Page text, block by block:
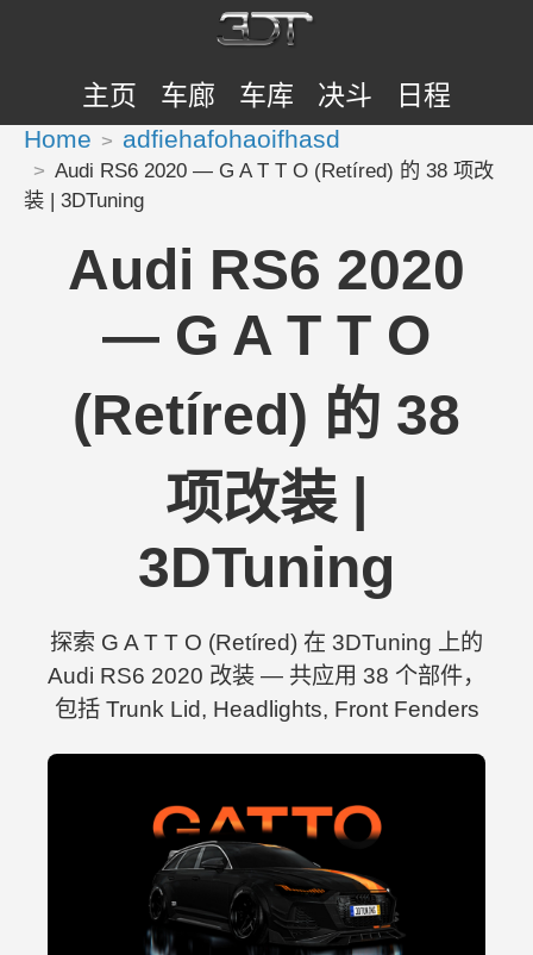
主页 车廊 车库 决斗 日程
Home adfiehafohaoifhasd
Audi RS6 2020 — G A T T O (Retíred) 的 38 项改
装 | 3DTuning
Audi RS6 2020
— G A T T O
(Retíred) 的 38
项改装 |
3DTuning
探索 G A T T O (Retíred) 在 3DTuning 上的
Audi RS6 2020 改装 — 共应用 38 个部件，
包括 Trunk Lid, Headlights, Front Fenders